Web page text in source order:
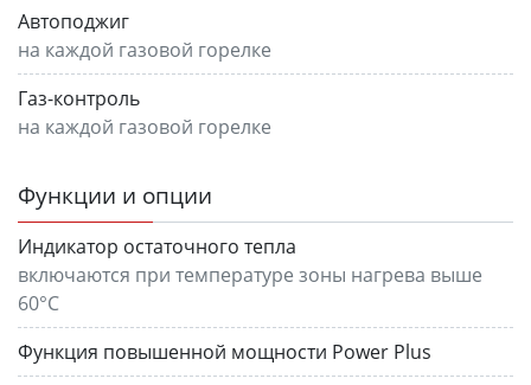
Автоподжиг
на каждой газовой горелке
Газ-контроль
на каждой газовой горелке
Функции и опции
Индикатор остаточного тепла
включаются при температуре зоны нагрева выше
60°С
Функция повышенной мощности Power Plus